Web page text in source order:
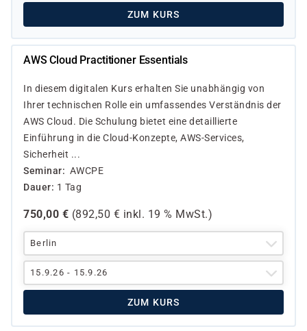
ZUM KURS
AWS Cloud Practitioner Essentials
In diesem digitalen Kurs erhalten Sie unabhängig von
Ihrer technischen Rolle ein umfassendes Verständnis der
AWS Cloud. Die Schulung bietet eine detaillierte
Einführung in die Cloud-Konzepte, AWS-Services,
Sicherheit ...
Seminar
AWCPE
Dauer
1 Tag
750,00 € (892,50 € inkl. 19 % MwSt.)
Berlin
15.9.26 - 15.9.26
ZUM KURS